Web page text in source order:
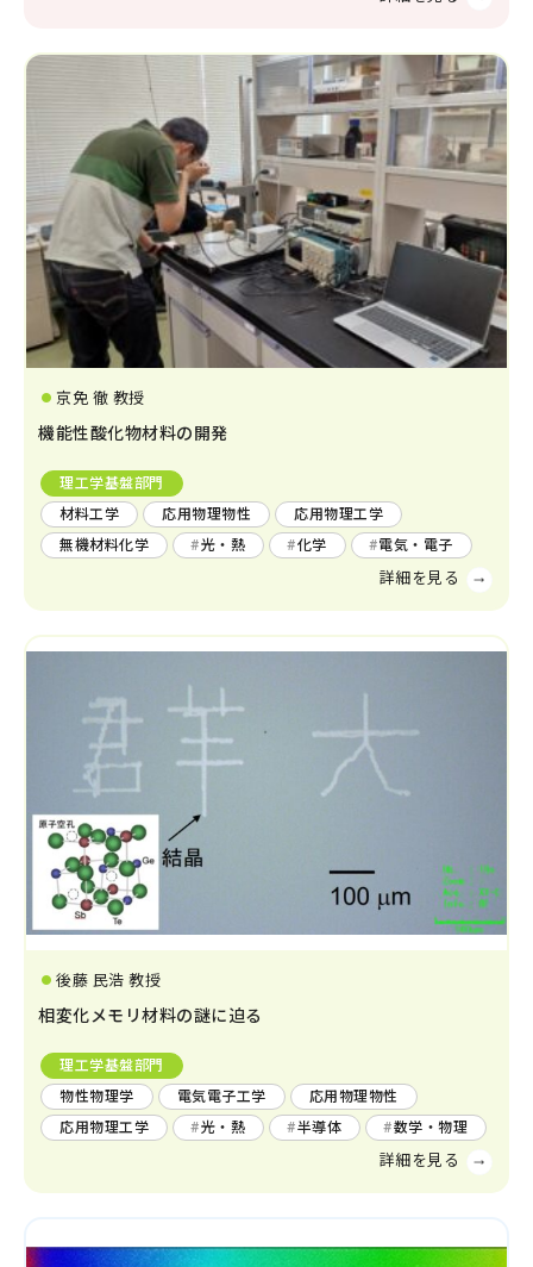
人間医工学
情報学
情報科学
情報工学 人間情報学
環境学
環境解析評価
環境保全対策
京免 徹 教授
機能性酸化物材料の開発
理工学基盤部門
材料工学
応用物理物性
応用物理工学
無機材料化学
光・熱 化学 電気・電子
後藤 民浩 教授
相変化メモリ材料の謎に迫る
理工学基盤部門
物性物理学
電気電子工学
応用物理物性
応用物理工学
光・熱 半導体 数学・物理